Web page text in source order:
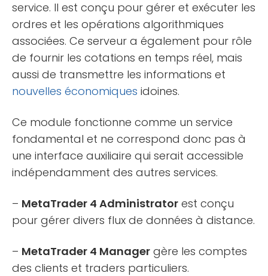
service. Il est conçu pour gérer et exécuter les
ordres et les opérations algorithmiques
associées. Ce serveur a également pour rôle
de fournir les cotations en temps réel, mais
aussi de transmettre les informations et
nouvelles économiques idoines.
Ce module fonctionne comme un service
fondamental et ne correspond donc pas à
une interface auxiliaire qui serait accessible
indépendamment des autres services.
– MetaTrader 4 Administrator est conçu
pour gérer divers flux de données à distance.
– MetaTrader 4 Manager gère les comptes
des clients et traders particuliers.